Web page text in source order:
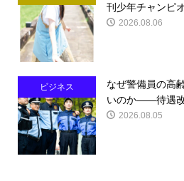
刊少年チャンピ
2026.08.06
ビジネス
なぜ警備員の高
いのか――待遇改
2026.08.05